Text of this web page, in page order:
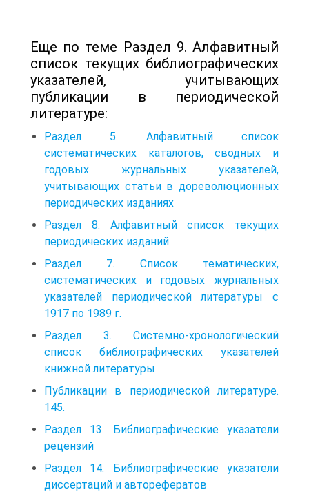
Еще по теме Раздел 9. Алфавитный
список текущих библиографических
указателей, учитывающих
публикации в периодической
литературе:
Раздел 5. Алфавитный список
систематических каталогов, сводных и
годовых журнальных указателей,
учитывающих статьи в дореволюционных
периодических изданиях
Раздел 8. Алфавитный список текущих
периодических изданий
Раздел 7. Список тематических,
систематических и годовых журнальных
указателей периодической литературы с
1917 по 1989 г.
Раздел 3. Системно-хронологический
список библиографических указателей
книжной литературы
Публикации в периодической литературе.
145.
Раздел 13. Библиографические указатели
рецензий
Раздел 14. Библиографические указатели
диссертаций и авторефератов